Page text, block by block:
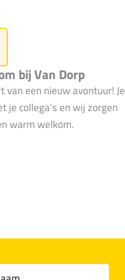
bij Van Dorp
van een nieuw avontuur! Je
je collega’s en wij zorgen
warm welkom.